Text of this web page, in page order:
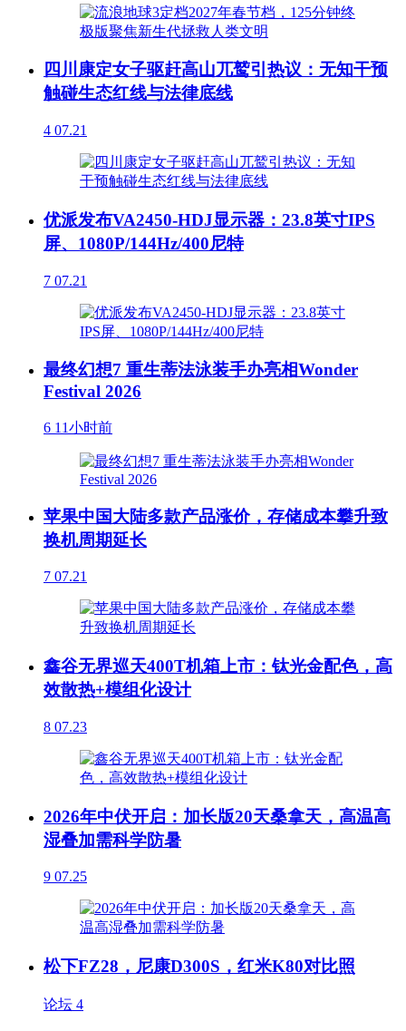
四川康定女子驱赶高山兀鹫引热议：无知干预
触碰生态红线与法律底线
4 07.21
优派发布VA2450-HDJ显示器：23.8英寸IPS
屏、1080P/144Hz/400尼特
7 07.21
最终幻想7 重生蒂法泳装手办亮相Wonder
Festival 2026
6 11小时前
苹果中国大陆多款产品涨价，存储成本攀升致
换机周期延长
7 07.21
鑫谷无界巡天400T机箱上市：钛光金配色，高
效散热+模组化设计
8 07.23
2026年中伏开启：加长版20天桑拿天，高温高
湿叠加需科学防暑
9 07.25
松下FZ28，尼康D300S，红米K80对比照
论坛 4